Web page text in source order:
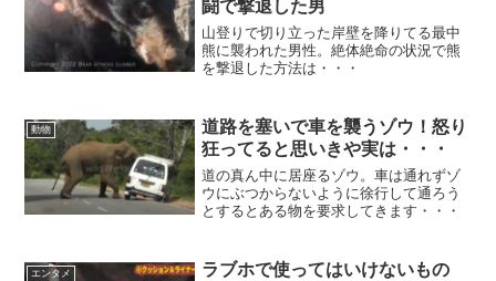
闘で撃退した男
山登りで切り立った岸壁を降りてる最中
熊に襲われた男性。絶体絶命の状況で熊
を撃退した方法は・・・
動物
道路を塞いで車を襲うゾウ！怒り
狂ってると思いきや実は・・・
道の真ん中に居座るゾウ。車は通れずゾ
ウにぶつからないように徐行して通ろう
とするとある物を要求してきます・・・
エンタメ
ラブホで使ってはいけないもの